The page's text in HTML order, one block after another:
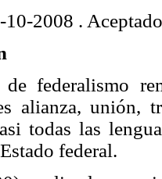
2008 .
de federalismo
alianza, unión,
todas las
federal.